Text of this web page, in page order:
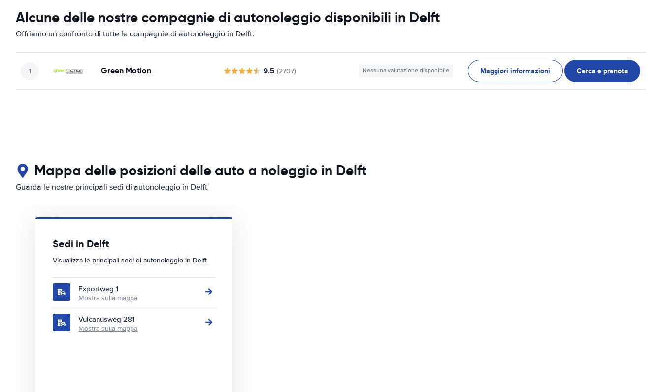
Alcune delle nostre compagnie di autonoleggio disponibili in Delft
Offriamo un confronto di tutte le compagnie di autonoleggio in Delft:
Green Motion 9.5 (2707) Nessuna valutazione disponibile Maggiori informazioni Cerca e prenota
Mappa delle posizioni delle auto a noleggio in Delft
Guarda le nostre principali sedi di autonoleggio in Delft
Sedi in Delft
Visualizza le principali sedi di autonoleggio in Delft
Exportweg 1
Mostra sulla mappa
Vulcanusweg 281
Mostra sulla mappa